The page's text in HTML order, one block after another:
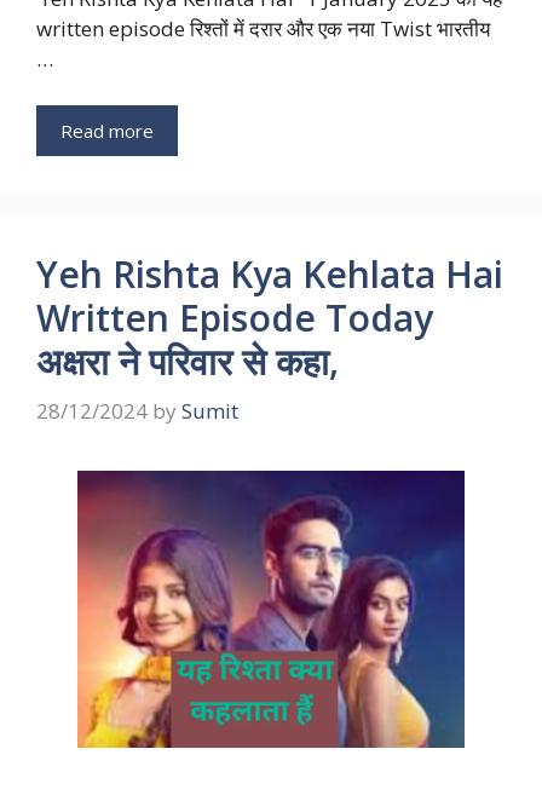
written episode रिश्तों में दरार और एक नया Twist भारतीय
…
Read more
Yeh Rishta Kya Kehlata Hai
Written Episode Today
अक्षरा ने परिवार से कहा,
28/12/2024 by Sumit